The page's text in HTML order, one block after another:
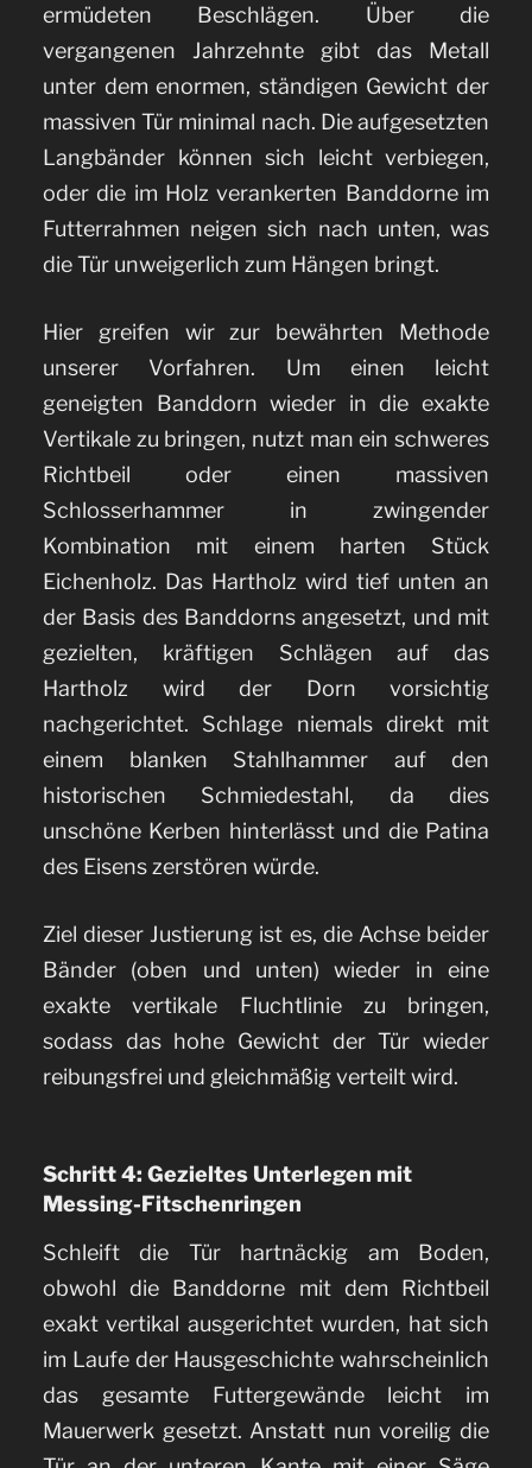
ermüdeten Beschlägen. Über die
vergangenen Jahrzehnte gibt das Metall
unter dem enormen, ständigen Gewicht der
massiven Tür minimal nach. Die aufgesetzten
Langbänder können sich leicht verbiegen,
oder die im Holz verankerten Banddorne im
Futterrahmen neigen sich nach unten, was
die Tür unweigerlich zum Hängen bringt.
Hier greifen wir zur bewährten Methode
unserer Vorfahren. Um einen leicht
geneigten Banddorn wieder in die exakte
Vertikale zu bringen, nutzt man ein schweres
Richtbeil oder einen massiven
Schlosserhammer in zwingender
Kombination mit einem harten Stück
Eichenholz. Das Hartholz wird tief unten an
der Basis des Banddorns angesetzt, und mit
gezielten, kräftigen Schlägen auf das
Hartholz wird der Dorn vorsichtig
nachgerichtet. Schlage niemals direkt mit
einem blanken Stahlhammer auf den
historischen Schmiedestahl, da dies
unschöne Kerben hinterlässt und die Patina
des Eisens zerstören würde.
Ziel dieser Justierung ist es, die Achse beider
Bänder (oben und unten) wieder in eine
exakte vertikale Fluchtlinie zu bringen,
sodass das hohe Gewicht der Tür wieder
reibungsfrei und gleichmäßig verteilt wird.
Schritt 4: Gezieltes Unterlegen mit
Messing-Fitschenringen
Schleift die Tür hartnäckig am Boden,
obwohl die Banddorne mit dem Richtbeil
exakt vertikal ausgerichtet wurden, hat sich
im Laufe der Hausgeschichte wahrscheinlich
das gesamte Futtergewände leicht im
Mauerwerk gesetzt. Anstatt nun voreilig die